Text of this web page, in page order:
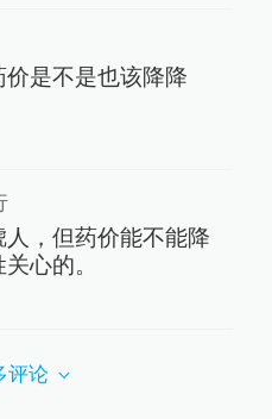
是不是也该降降
，但药价能不能降
心的。
评论